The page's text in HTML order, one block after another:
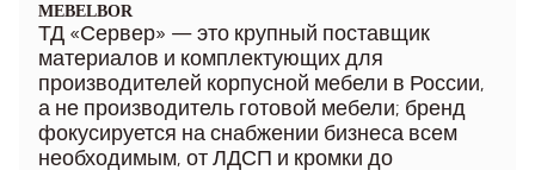
MEBELBOR
ТД «Сервер» — это крупный поставщик
материалов и комплектующих для
производителей корпусной мебели в России,
а не производитель готовой мебели; бренд
фокусируется на снабжении бизнеса всем
необходимым, от ЛДСП и кромки до